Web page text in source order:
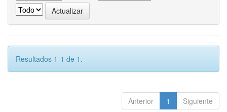
Resultados 1-1 de 1.
Anterior 1 Siguiente